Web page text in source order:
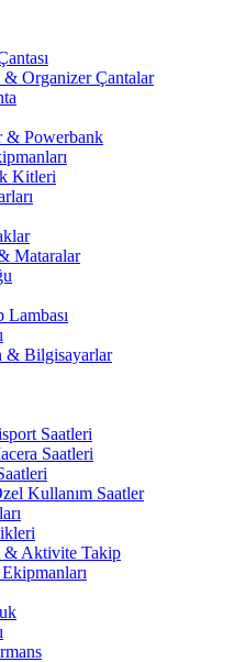
& Organizer Çantalar
& Powerbank
Kitleri
Mataralar
& Bilgisayarlar
Saatleri
Saatleri
Kullanım Saatler
& Aktivite Takip